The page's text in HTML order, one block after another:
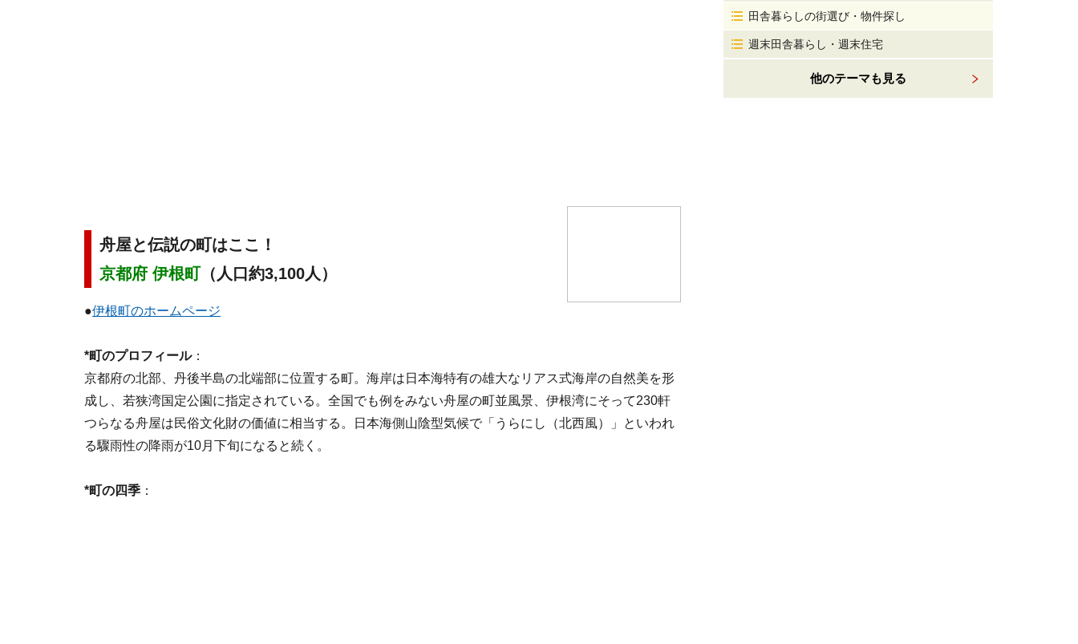
舟屋と伝説の町はここ！
京都府 伊根町（人口約3,100人）
●伊根町のホームページ
*町のプロフィール：
京都府の北部、丹後半島の北端部に位置する町。海岸は日本海特有の雄大なリアス式海岸の自然美を形
成し、若狭湾国定公園に指定されている。全国でも例をみない舟屋の町並風景、伊根湾にそって230軒
つらなる舟屋は民俗文化財の価値に相当する。日本海側山陰型気候で「うらにし（北西風）」といわれ
る驟雨性の降雨が10月下旬になると続く。
*町の四季 ：
田舎暮らしの街選び・物件探し
週末田舎暮らし・週末住宅
他のテーマも見る